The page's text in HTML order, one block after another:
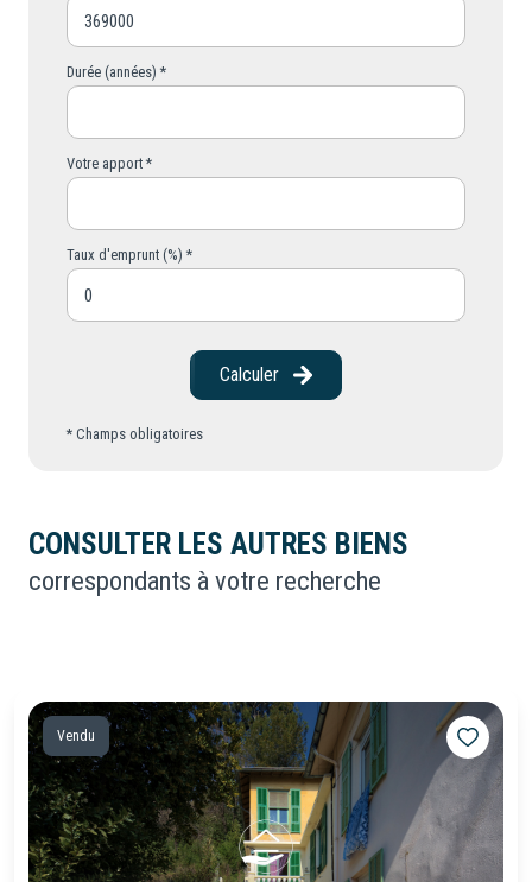
Durée (années) *
Votre apport *
Taux d'emprunt (%) *
Calculer
* Champs obligatoires
CONSULTER LES AUTRES BIENS
correspondants à votre recherche
Vendu